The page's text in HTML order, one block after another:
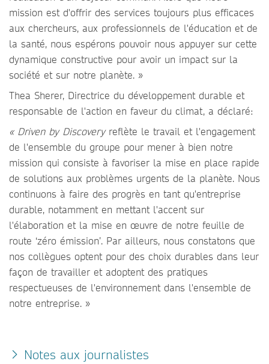
mission est d'offrir des services toujours plus efficaces
aux chercheurs, aux professionnels de l'éducation et de
la santé, nous espérons pouvoir nous appuyer sur cette
dynamique constructive pour avoir un impact sur la
société et sur notre planète. »
Thea Sherer, Directrice du développement durable et
responsable de l'action en faveur du climat, a déclaré:
« Driven by Discoveryreflète le travail et l'engagement
de l'ensemble du groupe pour mener à bien notre
mission qui consiste à favoriser la mise en place rapide
de solutions aux problèmes urgents de la planète. Nous
continuons à faire des progrès en tant qu'entreprise
durable, notamment en mettant l'accent sur
l'élaboration et la mise en œuvre de notre feuille de
route ‘zéro émission’. Par ailleurs, nous constatons que
nos collègues optent pour des choix durables dans leur
façon de travailler et adoptent des pratiques
respectueuses de l'environnement dans l'ensemble de
notre entreprise. »
Notes aux journalistes